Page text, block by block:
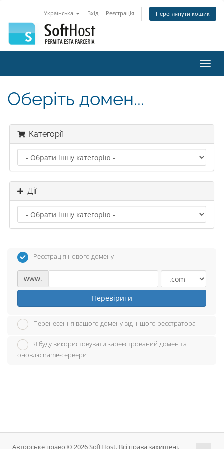
Українська Вхід Реєстрація Переглянути кошик
Оберіть домен...
Категорії
Дії
Реєстрація нового домену
www.
Перевірити
Перенесення вашого домену від іншого реєстратора
Я буду використовувати зареєстрований домен та
оновлю name-сервери
Авторське право © 2026 SoftHost. Всі права захищені.